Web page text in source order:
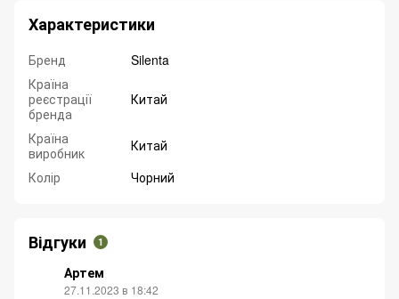
Характеристики
Бренд
Silenta
Країна
реєстрації
бренда
Китай
Країна
виробник
Китай
Колір
Чорний
Відгуки 1
Артем
27.11.2023 в 18:42